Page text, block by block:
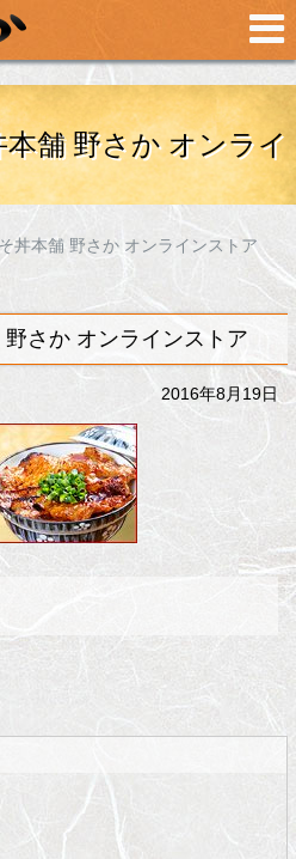
舗 野さか オンライ
トア
丼本舗 野さか オンラインストア
さか オンラインストア
2016年8月19日